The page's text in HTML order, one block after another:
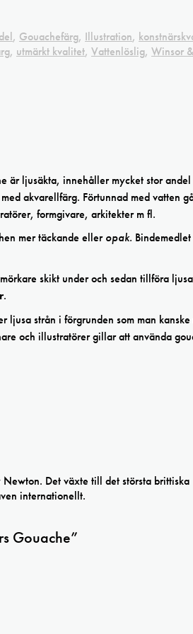
, Gouachefärg, Illustration,
, utmärkt kvalitet, Vattenlöslig, Winsor &
är ljusäkta, innehåller mycket stor andel
akvarellfärg. Förtunnad med vatten
formgivare, arkitekter m fl.
mer täckande elleropak.
skikt under och sedan tillföra ljusa
.
strån i förgrunden som man kanske
och illustratörer gillar att använda
Det växte till det största brittiska
internationellt.
Gouache”